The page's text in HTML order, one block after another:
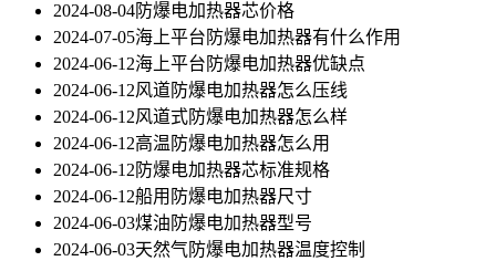
2024-08-04防爆电加热器芯价格
2024-07-05海上平台防爆电加热器有什么作用
2024-06-12海上平台防爆电加热器优缺点
2024-06-12风道防爆电加热器怎么压线
2024-06-12风道式防爆电加热器怎么样
2024-06-12高温防爆电加热器怎么用
2024-06-12 防爆电加热器芯标准规格
2024-06-12船用防爆电加热器尺寸
2024-06-03煤油防爆电加热器型号
2024-06-03天然气防爆电加热器温度控制